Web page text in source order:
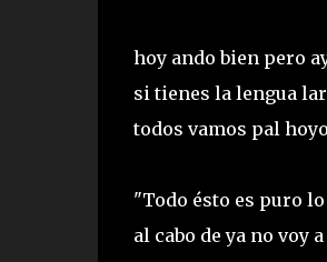
hoy ando bien pero
si tienes la lengua
todos vamos pal
"Todo ésto es puro
al cabo de ya no voy